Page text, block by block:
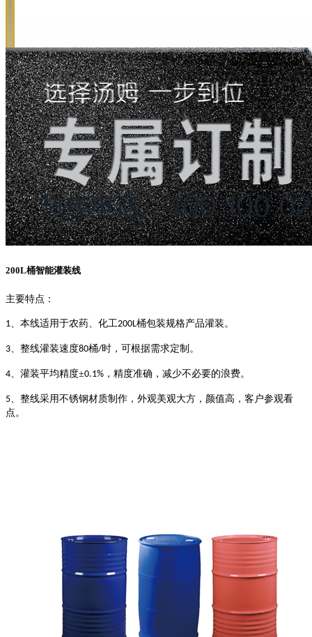
200L桶智能灌装线
主要特点：
1 、本线适用于农药、化工200L桶包装规格产品灌装。
3 、整线灌装速度80桶/时，可根据需求定制。
4 、灌装平均精度±0.1% ，精度准确，减少不必要的浪费。
5 、整线采用不锈钢材质制作，外观美观大方，颜值高，客户参观看
点。